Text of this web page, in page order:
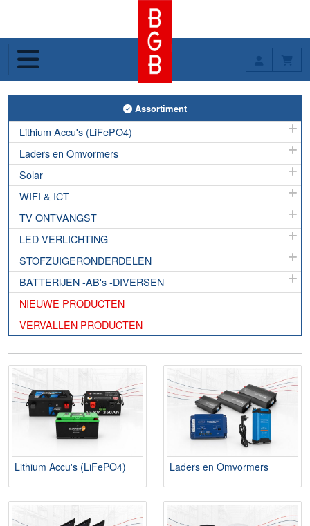
Toggle Assortiment
Assortiment
Lithium Accu's (LiFePO4)
Laders en Omvormers
Solar
WIFI & ICT
TV ONTVANGST
LED VERLICHTING
STOFZUIGERONDERDELEN
BATTERIJEN -AB's -DIVERSEN
NIEUWE PRODUCTEN
VERVALLEN PRODUCTEN
Lithium Accu's (LiFePO4) Laders en Omvormers